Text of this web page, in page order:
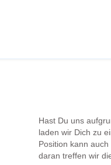
Hast Du uns
laden wir Dich zu
Position kann
daran treffen wir